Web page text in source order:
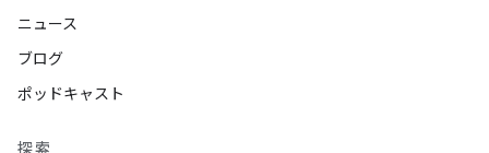
ニュース
ブログ
ポッドキャスト
探索